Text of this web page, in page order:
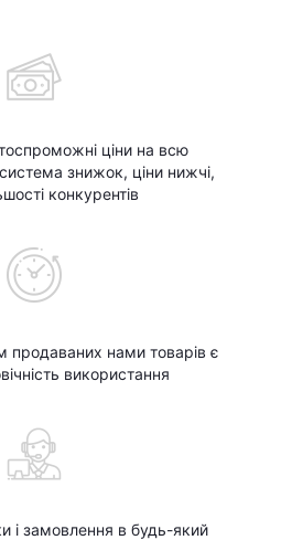
ціни на всю
знижок, ціни нижчі,
конкурентів
продаваних нами товарів є
використання
і замовлення в будь-який